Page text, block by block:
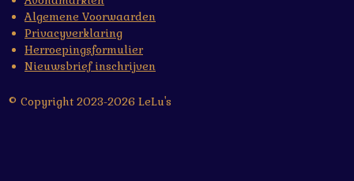
Algemene Voorwaarden
Privacyverklaring
Herroepingsformulier
Nieuwsbrief inschrijven
© Copyright 2023-2026 LeLu's